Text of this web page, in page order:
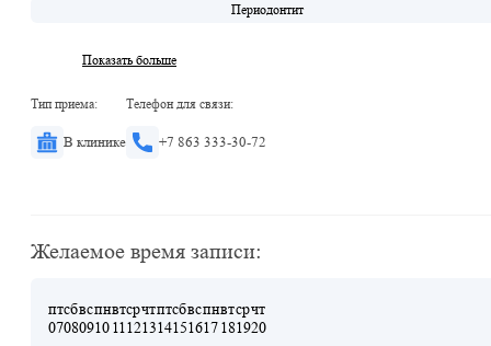
Периодонтит
Показать больше
Тип приема:
В клинике
Телефон для связи:
+7 863 333-30-72
Желаемое время записи:
пт
07
сб
08
вс
09
пн
10
вт
11
ср
12
чт
13
пт
14
сб
15
вс
16
пн
17
вт
18
ср
19
чт
20